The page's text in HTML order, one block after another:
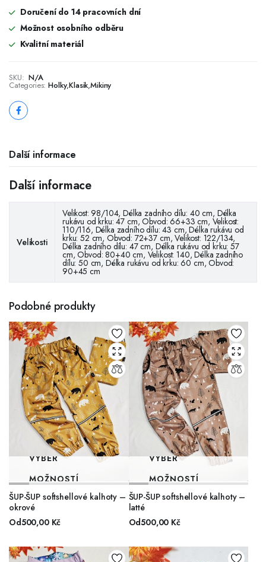
Doručení do 14 pracovních dní
Možnost osobního odběru
Kvalitní materiál
SKU: N/A
Categories: Holky,Klasik,Mikiny
Další informace
Další informace
Velikosti
Velikost: 98/104, Délka zadního dílu: 40 cm, Délka
rukávu od krku: 47 cm, Obvod: 66+33 cm, Velikost:
110/116, Délka zadního dílu: 43 cm, Délka rukávu od
krku: 52 cm, Obvod: 72+37 cm, Velikost: 122/134,
Délka zadního dílu: 47 cm, Délka rukávu od krku: 57
cm, Obvod: 80+40 cm, Velikost: 140, Délka zadního
dílu: 50 cm, Délka rukávu od krku: 60 cm, Obvod:
90+45 cm
Podobné produkty
VÝBĚR
MOŽNOSTÍ
ŠUP-ŠUP softshellové kalhoty –
okrové
Od500,00 Kč
VÝBĚR
MOŽNOSTÍ
ŠUP-ŠUP softshellové kalhoty –
latté
Od500,00 Kč